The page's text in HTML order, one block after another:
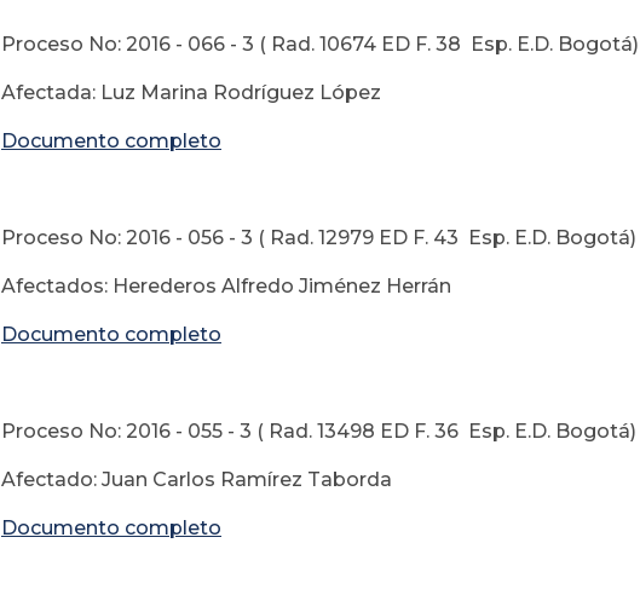
Proceso No: 2016 - 066 - 3 ( Rad. 10674 ED F. 38 Esp. E.D. Bogotá)
Afectada: Luz Marina Rodríguez López
Documento completo
Proceso No: 2016 - 056 - 3 ( Rad. 12979 ED F. 43 Esp. E.D. Bogotá)
Afectados: Herederos Alfredo Jiménez Herrán
Documento completo
Proceso No: 2016 - 055 - 3 ( Rad. 13498 ED F. 36 Esp. E.D. Bogotá)
Afectado: Juan Carlos Ramírez Taborda
Documento completo